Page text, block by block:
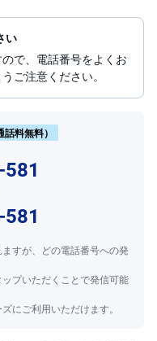
い
で、電話番号をよくお
ご注意ください。
料無料）
すが、どの電話番号への発
プいただくことで発信可能
にご利用いただけます。